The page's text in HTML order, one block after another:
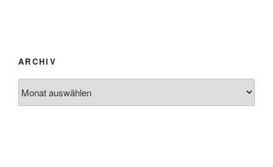
ARCHIV